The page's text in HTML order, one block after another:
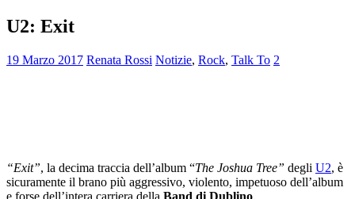
U2: Exit
19 Marzo 2017 Renata Rossi Notizie, Rock, Talk To 2
“Exit”, la decima traccia dell’album “The Joshua Tree” degli U2, è
sicuramente il brano più aggressivo, violento, impetuoso dell’album
e forse dell’intera carriera della Band di Dublino.